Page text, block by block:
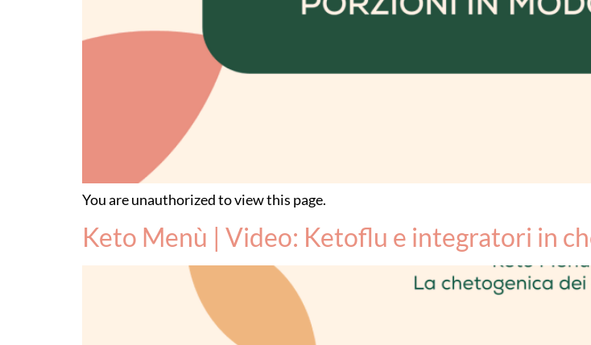
You are unauthorized to view this page.
Keto Menù | Video: Ketoflu e integratori in